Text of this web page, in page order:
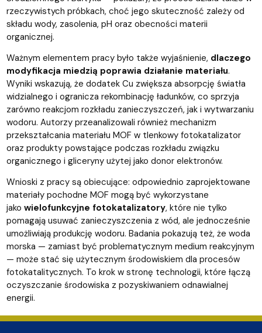
rzeczywistych próbkach, choć jego skuteczność zależy od
składu wody, zasolenia, pH oraz obecności materii
organicznej.
Ważnym elementem pracy było także wyjaśnienie, dlaczego
modyfikacja miedzią poprawia działanie materiału.
Wyniki wskazują, że dodatek Cu zwiększa absorpcję światła
widzialnego i ogranicza rekombinację ładunków, co sprzyja
zarówno reakcjom rozkładu zanieczyszczeń, jak i wytwarzaniu
wodoru. Autorzy przeanalizowali również mechanizm
przekształcania materiału MOF w tlenkowy fotokatalizator
oraz produkty powstające podczas rozkładu związku
organicznego i gliceryny użytej jako donor elektronów.
Wnioski z pracy są obiecujące: odpowiednio zaprojektowane
materiały pochodne MOF mogą być wykorzystane
jako wielofunkcyjne fotokatalizatory, które nie tylko
pomagają usuwać zanieczyszczenia z wód, ale jednocześnie
umożliwiają produkcję wodoru. Badania pokazują też, że woda
morska — zamiast być problematycznym medium reakcyjnym
— może stać się użytecznym środowiskiem dla procesów
fotokatalitycznych. To krok w stronę technologii, które łączą
oczyszczanie środowiska z pozyskiwaniem odnawialnej
energii.